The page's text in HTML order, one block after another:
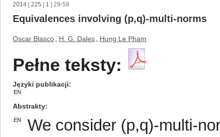
2014 225 1 | 29-59
Equivalences involving (p,q)-multi-norms
Oscar Blasco H. G. Dales Hung Le Pham
Pełne teksty:
Języki publikacji
EN
Abstrakty
EN
We consider (p,q)-multi-